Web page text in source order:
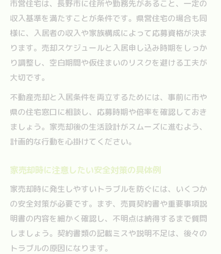
市営住宅は、長野市に住所や勤務先があること、一定の
収入基準を満たすことが条件です。県営住宅の場合も同
様に、入居者の収入や家族構成によって応募資格が決ま
ります。売却スケジュールと入居申し込み時期をしっか
り調整し、空白期間や仮住まいのリスクを避ける工夫が
大切です。
不動産売却と入居条件を両立するためには、事前に市や
県の住宅窓口に相談し、応募時期や倍率を確認しておき
ましょう。家売却後の生活設計がスムーズに進むよう、
計画的な行動を心掛けてください。
家売却時に注意したい安全対策の具体例
家売却時に発生しやすいトラブルを防ぐには、いくつか
の安全対策が必要です。まず、売買契約書や重要事項説
明書の内容を細かく確認し、不明点は納得するまで質問
しましょう。契約書類の記載ミスや説明不足は、後々の
トラブルの原因になります。